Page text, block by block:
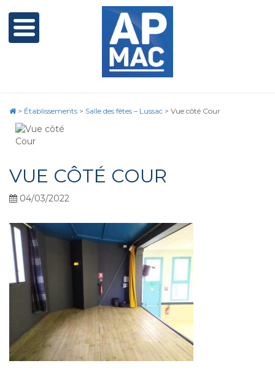
> Établissements > Salle des fêtes – Lussac > Vue côté Cour
VUE CÔTÉ COUR
04/03/2022